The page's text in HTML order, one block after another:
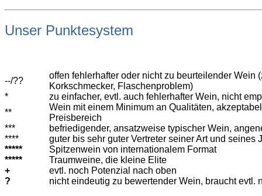
Unser Punktesystem
--/??
offen fehlerhafter oder nicht zu beurteilender Wein
Korkschmecker, Flaschenproblem)
*
zu einfacher, evtl. auch fehlerhafter Wein, nicht
**
Wein mit einem Minimum an Qualitäten,
Preisbereich
***
befriedigender, ansatzweise typischer Wein,
****
guter bis sehr guter Vertreter seiner Art und seines
*****
Spitzenwein von internationalem Format
*****
Traumweine, die kleine Elite
+
evtl. noch Potenzial nach oben
?
nicht eindeutig zu bewertender Wein, braucht evtl.